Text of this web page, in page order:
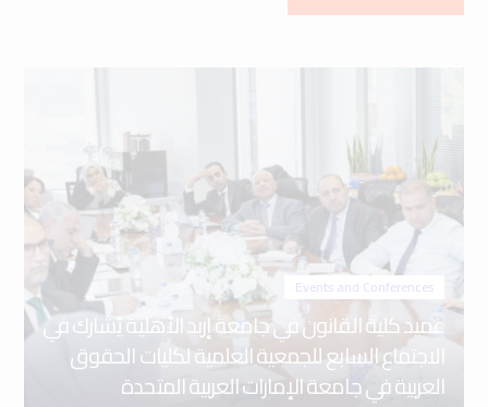
Events and Conferences
عميد كلية القانون في جامعة إربد الأهلية يُشارك في
الاجتماع السابع للجمعية العلمية لكليات الحقوق
العربية في جامعة الإمارات العربية المتحدة